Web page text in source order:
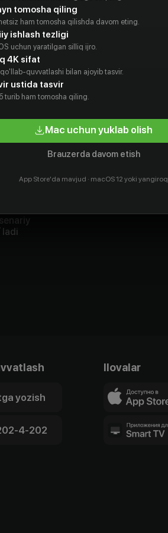
yozish
4-202
Ilovalar
tomosha qiling
ham tomosha qilishda davom eting.
ishlash tezligi
uchun yaratilgan silliq ijro.
4K sifat
qo'llab-quvvatlashi bilan ajoyib tasvir.
ustida tasvir
turib ham tomosha qiling.
Mac uchun yuklab olish
Brauzerda davom etish
App Store'da mavjud · macOS 12 yoki yangiroq